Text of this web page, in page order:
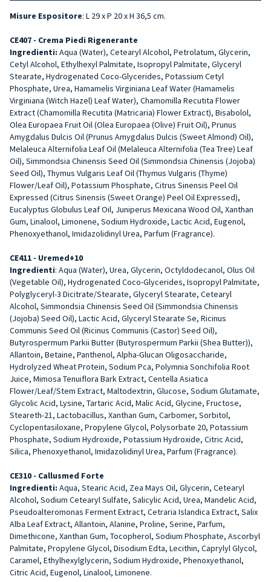
Misure Espositore: L 29 x P 20 x H 36,5 cm.
CE407 - Crema Piedi Rigenerante
Ingredienti: Aqua (Water), Cetearyl Alcohol, Petrolatum, Glycerin,
Cetyl Alcohol, Ethylhexyl Palmitate, Isopropyl Palmitate, Glyceryl
Stearate, Hydrogenated Coco-Glycerides, Potassium Cetyl
Phosphate, Urea, Hamamelis Virginiana Leaf Water (Hamamelis
Virginiana (Witch Hazel) Leaf Water), Chamomilla Recutita Flower
Extract (Chamomilla Recutita (Matricaria) Flower Extract), Bisabolol,
Olea Europaea Fruit Oil (Olea Europaea (Olive) Fruit Oil), Prunus
Amygdalus Dulcis Oil (Prunus Amygdalus Dulcis (Sweet Almond) Oil),
Melaleuca Alternifolia Leaf Oil (Melaleuca Alternifolia (Tea Tree) Leaf
Oil), Simmondsia Chinensis Seed Oil (Simmondsia Chinensis (Jojoba)
Seed Oil), Thymus Vulgaris Leaf Oil (Thymus Vulgaris (Thyme)
Flower/Leaf Oil), Potassium Phosphate, Citrus Sinensis Peel Oil
Expressed (Citrus Sinensis (Sweet Orange) Peel Oil Expressed),
Eucalyptus Globulus Leaf Oil, Juniperus Mexicana Wood Oil, Xanthan
Gum, Linalool, Limonene, Sodium Hydroxide, Lactic Acid, Eugenol,
Phenoxyethanol, Imidazolidinyl Urea, Parfum (Fragrance).
CE411 - Uremed+10
Ingredienti: Aqua (Water), Urea, Glycerin, Octyldodecanol, Olus Oil
(Vegetable Oil), Hydrogenated Coco-Glycerides, Isopropyl Palmitate,
Polyglyceryl-3 Dicitrate/Stearate, Glyceryl Stearate, Cetearyl
Alcohol, Simmondsia Chinensis Seed Oil (Simmondsia Chinensis
(Jojoba) Seed Oil), Lactic Acid, Glyceryl Stearate Se, Ricinus
Communis Seed Oil (Ricinus Communis (Castor) Seed Oil),
Butyrospermum Parkii Butter (Butyrospermum Parkii (Shea Butter)),
Allantoin, Betaine, Panthenol, Alpha-Glucan Oligosaccharide,
Hydrolyzed Wheat Protein, Sodium Pca, Polymnia Sonchifolia Root
Juice, Mimosa Tenuiflora Bark Extract, Centella Asiatica
Flower/Leaf/Stem Extract, Maltodextrin, Glucose, Sodium Glutamate,
Glycolic Acid, Lysine, Tartaric Acid, Malic Acid, Glycine, Fructose,
Steareth-21, Lactobacillus, Xanthan Gum, Carbomer, Sorbitol,
Cyclopentasiloxane, Propylene Glycol, Polysorbate 20, Potassium
Phosphate, Sodium Hydroxide, Potassium Hydroxide, Citric Acid,
Silica, Phenoxyethanol, Imidazolidinyl Urea, Parfum (Fragrance).
CE310 - Callusmed Forte
Ingredienti: Aqua, Stearic Acid, Zea Mays Oil, Glycerin, Cetearyl
Alcohol, Sodium Cetearyl Sulfate, Salicylic Acid, Urea, Mandelic Acid,
Pseudoalteromonas Ferment Extract, Cetraria Islandica Extract, Salix
Alba Leaf Extract, Allantoin, Alanine, Proline, Serine, Parfum,
Dimethicone, Xanthan Gum, Tocopherol, Sodium Phosphate, Ascorbyl
Palmitate, Propylene Glycol, Disodium Edta, Lecithin, Caprylyl Glycol,
Caramel, Ethylhexylglycerin, Sodium Hydroxide, Phenoxyethanol,
Citric Acid, Eugenol, Linalool, Limonene.